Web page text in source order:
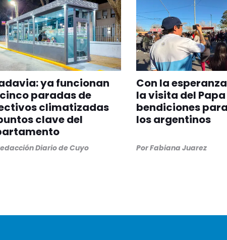
ya funcionan
paradas de
climatizadas
clave del
Diario de Cuyo
Con la
la visita del
bendiciones
los argentinos
PorFabiana Juarez